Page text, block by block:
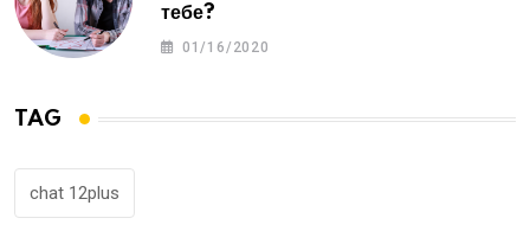
тебе?
01/16/2020
TAG
chat 12plus